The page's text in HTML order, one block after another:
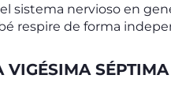
sistema nervioso en
respire de forma